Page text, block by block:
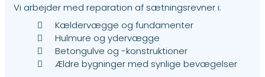
Vi arbejder med reparation af sætningsrevner i:
Kældervægge og fundamenter
Hulmure og ydervægge
Betongulve og -konstruktioner
Ældre bygninger med synlige bevægelser